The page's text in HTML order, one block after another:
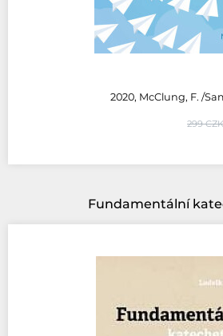
2020, McClung, F. /
299
Fundamentální